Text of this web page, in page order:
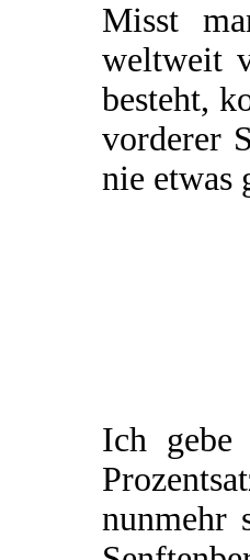
Misst
weltweit
besteht,
vorderer
nie etwas
Ich gebe
nunmehr